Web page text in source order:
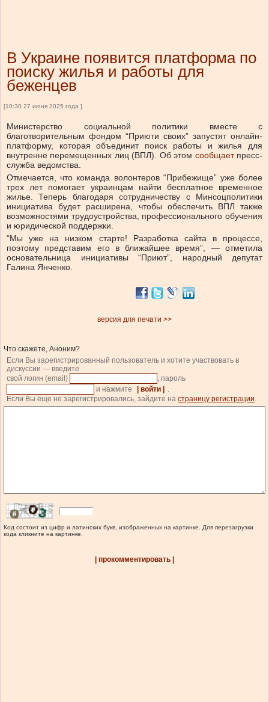
В Украине появится платформа по
поиску жилья и работы для
беженцев
[10:30 27 июня 2025 года ]
Министерство социальной политики вместе с
благотворительным фондом “Приюти своих” запустят онлайн-
платформу, которая объединит поиск работы и жилья для
внутренне перемещенных лиц (ВПЛ). Об этом сообщаетпресс-
служба ведомства.
Отмечается, что команда волонтеров “Прибежище” уже более
трех лет помогает украинцам найти бесплатное временное
жилье. Теперь благодаря сотрудничеству с Минсоцполитики
инициатива будет расширена, чтобы обеспечить ВПЛ также
возможностями трудоустройства, профессионального обучения
и юридической поддержки.
“Мы уже на низком старте! Разработка сайта в процессе,
поэтому представим его в ближайшее время”, — отметила
основательница инициативы “Приют”, народный депутат
Галина Янченко.
версия для печати >>
Что скажете, Аноним?
Если Вы зарегистрированный пользователь и хотите участвовать в
дискуссии — введите
свой логин (email)
, пароль
и нажмите
| войти |
.
Если Вы еще не зарегистрировались, зайдите на страницу регистрации.
Код состоит из цифр и латинских букв, изображенных на картинке. Для перезагрузки
кода кликните на картинке.
| прокомментировать |